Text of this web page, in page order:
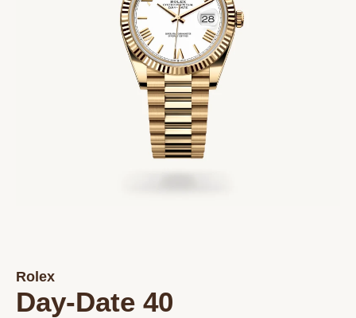
Rolex
Day-Date 40